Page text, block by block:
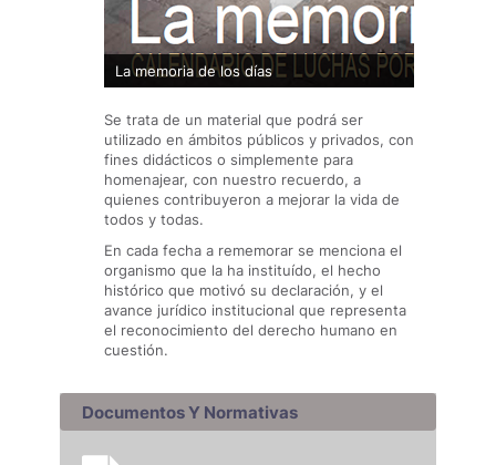
La memoria de los días
Se trata de un material que podrá ser
utilizado en ámbitos públicos y privados, con
fines didácticos o simplemente para
homenajear, con nuestro recuerdo, a
quienes contribuyeron a mejorar la vida de
todos y todas.
En cada fecha a rememorar se menciona el
organismo que la ha instituído, el hecho
histórico que motivó su declaración, y el
avance jurídico institucional que representa
el reconocimiento del derecho humano en
cuestión.
Documentos Y Normativas